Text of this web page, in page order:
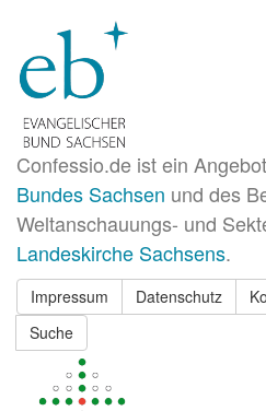
Confessio.de ist ein
Bundes Sachsen und des
Weltanschauungs- und
Landeskirche Sachsens.
Impressum Datenschutz
Suche